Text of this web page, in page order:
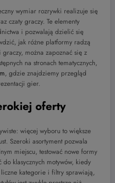
wymiar rozrywki realizuje się
czaty graczy. Te elementy
i pozwalają dzielić się
jak różne platformy radzą
graczy, można zapoznać się z
na stronach tematycznych,
, gdzie znajdziemy przegląd
gier.
oferty
więcej wyboru to większe
Szeroki asortyment pozwala
miejscu, testować nowe formy
klasycznych motywów, kiedy
kategorie i filtry sprawiają,